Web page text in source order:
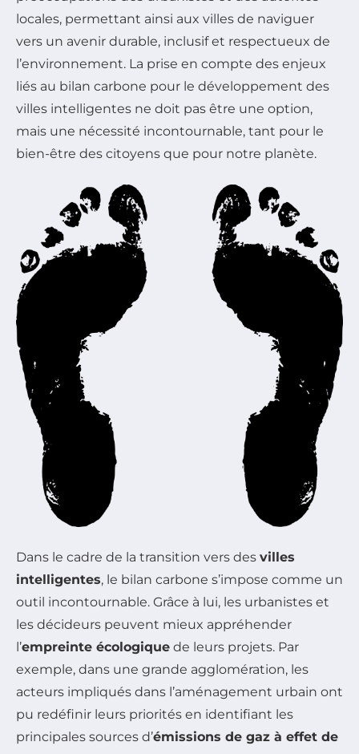
locales, permettant ainsi aux villes de naviguer
vers un avenir durable, inclusif et respectueux de
l’environnement. La prise en compte des enjeux
liés au bilan carbone pour le développement des
villes intelligentes ne doit pas être une option,
mais une nécessité incontournable, tant pour le
bien-être des citoyens que pour notre planète.
Dans le cadre de la transition vers des villes
intelligentes, le bilan carbone s’impose comme un
outil incontournable. Grâce à lui, les urbanistes et
les décideurs peuvent mieux appréhender
l’empreinte écologique de leurs projets. Par
exemple, dans une grande agglomération, les
acteurs impliqués dans l’aménagement urbain ont
pu redéfinir leurs priorités en identifiant les
principales sources d’émissions de gaz à effet de